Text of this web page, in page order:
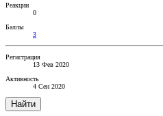
Реакции
0
Баллы
3
Регистрация
13 Фев 2020
Активность
4 Сен 2020
Найти